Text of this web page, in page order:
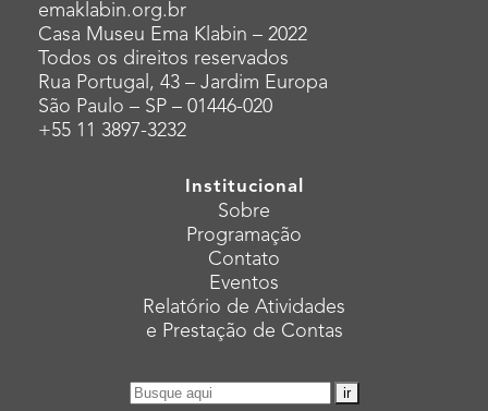
emaklabin.org.br
Casa Museu Ema Klabin – 2022
Todos os direitos reservados
Rua Portugal, 43 – Jardim Europa
São Paulo – SP – 01446-020
+55 11 3897-3232
Institucional
Sobre
Programação
Contato
Eventos
Relatório de Atividades
e Prestação de Contas
Pesquisar